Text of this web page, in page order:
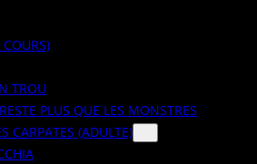
TROU
PLUS QUE LES MONSTRES
CARPATES (ADULTE)